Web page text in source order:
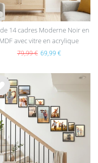
14 cadres Moderne Noir en
MDF avec vitre en acrylique
79,99 € 69,99 €